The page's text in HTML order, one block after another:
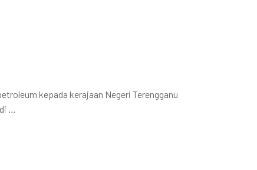
kepada kerajaan Negeri Terengganu
…